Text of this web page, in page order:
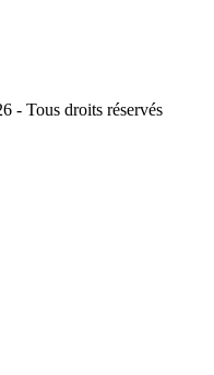
- Tous droits réservés